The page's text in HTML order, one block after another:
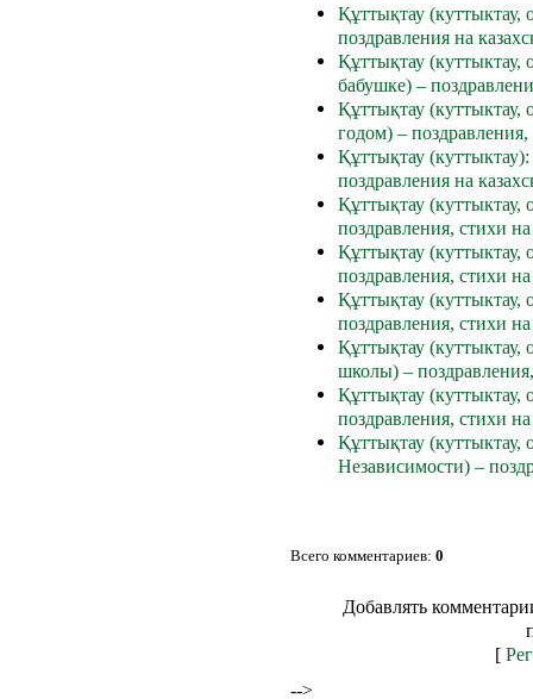
Құттықтау
поздравления на
Құттықтау (куттыктау,
бабушке) –
Құттықтау
годом) –
Құттықтау
поздравления на
Құттықтау (куттыктау,
поздравления, стихи
Құттықтау (куттыктау,
поздравления, стихи
Құттықтау (куттыктау,
поздравления, стихи
Құттықтау (куттыктау,
школы) –
Құттықтау
поздравления, стихи
Құттықтау (куттыктау,
Независимости) –
Всего комментариев: 0
Добавлять
[
-->